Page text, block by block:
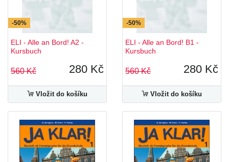
-50%
ELI - Alle an Bord! A2 -
Kursbuch
560 Kč 280 Kč
Vložit do košíku
-50%
ELI - Alle an Bord! B1 -
Kursbuch
560 Kč 280 Kč
Vložit do košíku